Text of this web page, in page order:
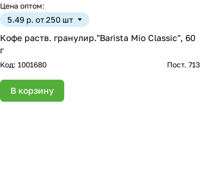
Цена оптом:
5.49 р. от 250 шт
Кофе раств. гранулир."Barista Mio Classic", 60
г
Код: 1001680 Пост. 713
В корзину